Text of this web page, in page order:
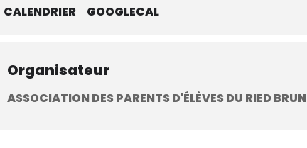
CALENDRIER GOOGLECAL
Organisateur
ASSOCIATION DES PARENTS D'ÉLÈVES DU RIED BRUN